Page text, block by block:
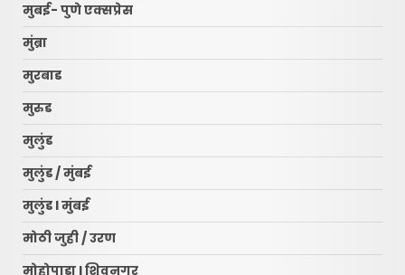
मुबई- पुणे एक्सप्रेस
मुंब्रा
मुरबाड
मुरुड
मुलुंड
मुलुंड / मुंबई
मुलुंड l मुंबई
मोठी जुही / उरण
मोहोपाडा l शिवनगर